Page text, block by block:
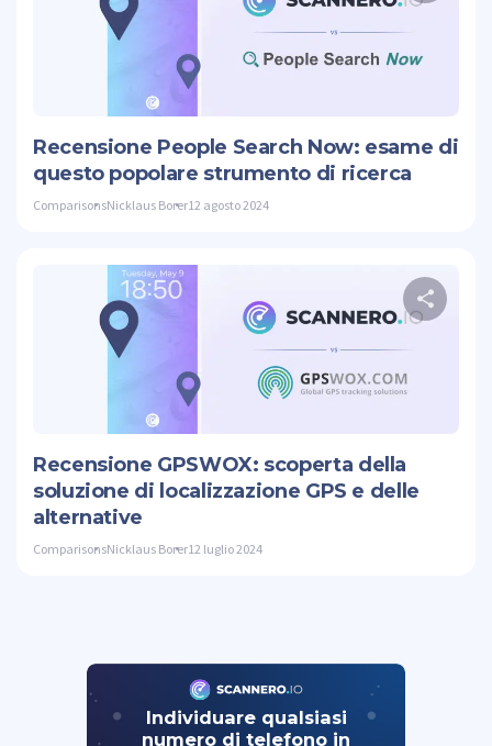
Recensione People Search Now: esame di
questo popolare strumento di ricerca
ComparisonsNicklaus Borer12 agosto 2024
Recensione GPSWOX: scoperta della
soluzione di localizzazione GPS e delle
alternative
ComparisonsNicklaus Borer12 luglio 2024
Individuare qualsiasi
numero di telefono in